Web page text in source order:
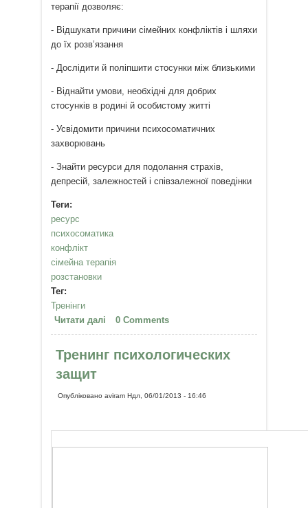
терапії дозволяє:
- Відшукати причини сімейних конфліктів і шляхи
до їх розв’язання
- Дослідити й поліпшити стосунки між близькими
- Віднайти умови, необхідні для добрих
стосунків в родині й особистому житті
- Усвідомити причини психосоматичних
захворювань
- Знайти ресурси для подолання страхів,
депресій, залежностей і співзалежної поведінки
Теги:
ресурс
психосоматика
конфлікт
сімейна терапія
розстановки
Тег:
Тренінги
Читати далі про Сімейні розстановки в Києві
0 Comments
Тренинг психологических
защит
Опублікованоaviram Ндл, 06/01/2013 - 16:46